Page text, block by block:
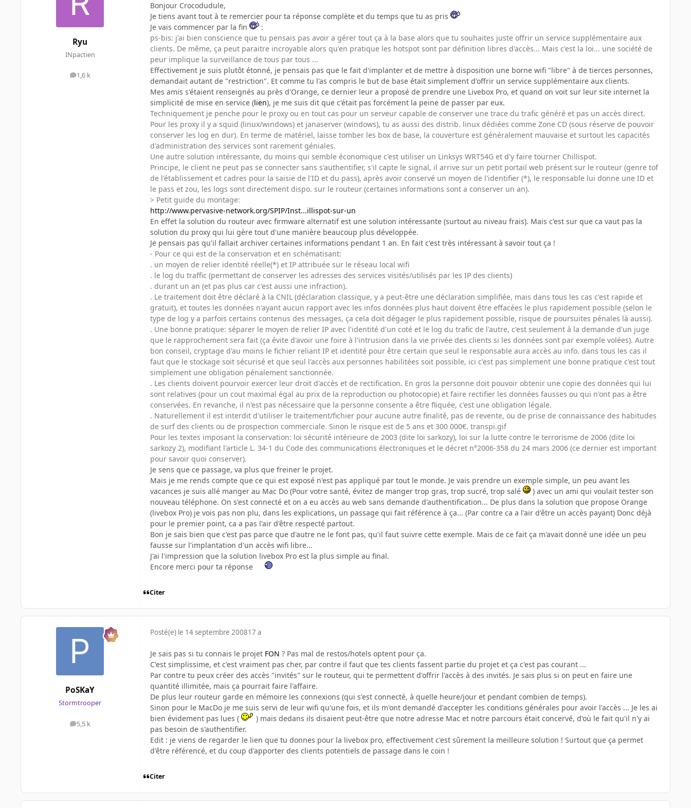
Ryu
INpactien
1,6 k
messages
Bonjour Crocodudule,
Je tiens avant tout à te remercier pour ta réponse complète et du temps que tu as pris
Je vais commencer par la fin
:
ps-bis: j'ai bien conscience que tu pensais pas avoir a gérer tout ça à la base alors que tu souhaites juste offrir un service supplémentaire aux
clients. De même, ça peut paraitre incroyable alors qu'en pratique les hotspot sont par définition libres d'accès... Mais c'est la loi... une société de
peur implique la surveillance de tous par tous ...
Effectivement je suis plutôt étonné, je pensais pas que le fait d'implanter et de mettre à disposition une borne wifi "libre" à de tierces personnes,
demandait autant de "restriction". Et comme tu l'as compris le but de base était simplement d'offrir un service supplémentaire aux clients.
Mes amis s'étaient renseignés au près d'Orange, ce dernier leur a proposé de prendre une Livebox Pro, et quand on voit sur leur site internet la
simplicité de mise en service (lien), je me suis dit que c'était pas forcément la peine de passer par eux.
Techniquement je penche pour le proxy ou en tout cas pour un serveur capable de conserver une trace du trafic généré et pas un accès direct.
Pour les proxy il y a squid (linux/windows) et janaserver (windows), tu as aussi des distrib. linux dédiées comme Zone CD (sous réserve de pouvoir
conserver les log en dur). En terme de matériel, laisse tomber les box de base, la couverture est généralement mauvaise et surtout les capacités
d'administration des services sont rarement géniales.
Une autre solution intéressante, du moins qui semble économique c'est utiliser un Linksys WRT54G et d'y faire tourner Chillispot.
Principe, le client ne peut pas se connecter sans s'authentifier, s'il capte le signal, il arrive sur un petit portail web présent sur le routeur (genre tof
de l'établissement et cadres pour la saisie de l'ID et du pass), après avoir conservé un moyen de l'identifier (*), le responsable lui donne une ID et
le pass et zou, les logs sont directement dispo. sur le routeur (certaines informations sont a conserver un an).
> Petit guide du montage:
http://www.pervasive-network.org/SPIP/Inst...illispot-sur-un
En effet la solution du routeur avec firmware alternatif est une solution intéressante (surtout au niveau frais). Mais c'est sur que ca vaut pas la
solution du proxy qui lui gère tout d'une manière beaucoup plus développée.
Je pensais pas qu'il fallait archiver certaines informations pendant 1 an. En fait c'est très intéressant à savoir tout ça !
- Pour ce qui est de la conservation et en schématisant:
. un moyen de relier identité réelle(*) et IP attribuée sur le réseau local wifi
. le log du traffic (permettant de conserver les adresses des services visités/utilisés par les IP des clients)
. durant un an (et pas plus car c'est aussi une infraction).
. Le traitement doit être déclaré à la CNIL (déclaration classique, y a peut-être une déclaration simplifiée, mais dans tous les cas c'est rapide et
gratuit), et toutes les données n'ayant aucun rapport avec les infos données plus haut doivent être effacées le plus rapidement possible (selon le
type de log y a parfois certains contenus des messages, ça cela doit dégager le plus rapidement possible, risque de poursuites pénales là aussi).
. Une bonne pratique: séparer le moyen de relier IP avec l'identité d'un coté et le log du trafic de l'autre, c'est seulement à la demande d'un juge
que le rapprochement sera fait (ça évite d'avoir une foire à l'intrusion dans la vie privée des clients si les données sont par exemple volées). Autre
bon conseil, cryptage d'au moins le fichier reliant IP et identité pour être certain que seul le responsable aura accès au info. dans tous les cas il
faut que le stockage soit sécurisé et que seul l'accès aux personnes habilitées soit possible, ici c'est pas simplement une bonne pratique c'est tout
simplement une obligation pénalement sanctionnée.
. Les clients doivent pourvoir exercer leur droit d'accès et de rectification. En gros la personne doit pouvoir obtenir une copie des données qui lui
sont relatives (pour un cout maximal égal au prix de la reproduction ou photocopie) et faire rectifier les données fausses ou qui n'ont pas a être
conservées. En revanche, il n'est pas nécessaire que la personne consente a être fliquée, c'est une obligation légale.
. Naturellement il est interdit d'utiliser le traitement/fichier pour aucune autre finalité, pas de revente, ou de prise de connaissance des habitudes
de surf des clients ou de prospection commerciale. Sinon le risque est de 5 ans et 300 000€. transpi.gif
Pour les textes imposant la conservation: loi sécurité intérieure de 2003 (dite loi sarkozy), loi sur la lutte contre le terrorisme de 2006 (dite loi
sarkozy 2), modifiant l'article L. 34-1 du Code des communications électroniques et le décret n°2006-358 du 24 mars 2006 (ce dernier est important
pour savoir quoi conserver).
Je sens que ce passage, va plus que freiner le projet.
Mais je me rends compte que ce qui est exposé n'est pas appliqué par tout le monde. Je vais prendre un exemple simple, un peu avant les
vacances je suis allé manger au Mac Do (Pour votre santé, évitez de manger trop gras, trop sucré, trop salé
) avec un ami qui voulait tester son
nouveau téléphone. On s'est connecté et on a eu accès au web sans demande d'authentification... De plus dans la solution que propose Orange
(livebox Pro) je vois pas non plu, dans les explications, un passage qui fait référence à ça... (Par contre ca a l'air d'être un accès payant) Donc déjà
pour le premier point, ca a pas l'air d'être respecté partout.
Bon je sais bien que c'est pas parce que d'autre ne le font pas, qu'il faut suivre cette exemple. Mais de ce fait ça m'avait donné une idée un peu
fausse sur l'implantation d'un accès wifi libre...
J'ai l'impression que la solution livebox Pro est la plus simple au final.
Encore merci pour ta réponse
Citer
PoSKaY
Stormtrooper
5,5 k
messages
Posté(e) le 14 septembre 200817 a
Je sais pas si tu connais le projet FON ? Pas mal de restos/hotels optent pour ça.
C'est simplissime, et c'est vraiment pas cher, par contre il faut que tes clients fassent partie du projet et ça c'est pas courant ...
Par contre tu peux créer des accès "invités" sur le routeur, qui te permettent d'offrir l'accès à des invités. Je sais plus si on peut en faire une
quantité illimitée, mais ça pourrait faire l'affaire.
De plus leur routeur garde en mémoire les connexions (qui s'est connecté, à quelle heure/jour et pendant combien de temps).
Sinon pour le MacDo je me suis servi de leur wifi qu'une fois, et ils m'ont demandé d'accepter les conditions générales pour avoir l'accès ... Je les ai
bien évidement pas lues (
) mais dedans ils disaient peut-être que notre adresse Mac et notre parcours était concervé, d'où le fait qu'il n'y ai
pas besoin de s'authentifier.
Edit : je viens de regarder le lien que tu donnes pour la livebox pro, effectivement c'est sûrement la meilleure solution ! Surtout que ça permet
d'être référencé, et du coup d'apporter des clients potentiels de passage dans le coin !
Citer